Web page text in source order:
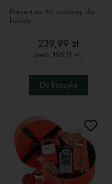
Prezent na 40 urodziny dla
kobiety
239,99 zł
(netto: 195,11 zł)
Do koszyka